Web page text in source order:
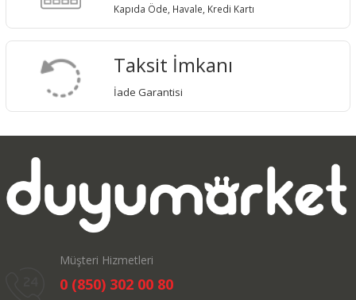
Kapıda Öde, Havale, Kredi Kartı
Taksit İmkanı
İade Garantisi
Müşteri Hizmetleri
0 (850) 302 00 80